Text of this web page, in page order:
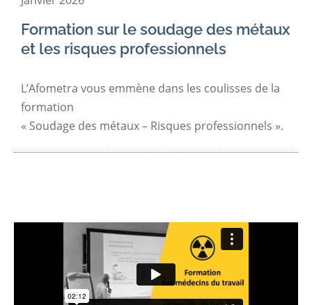
Formation sur le soudage des métaux
et les risques professionnels
L’Afometra vous emmène dans les coulisses de la
formation
« Soudage des métaux – Risques professionnels ».